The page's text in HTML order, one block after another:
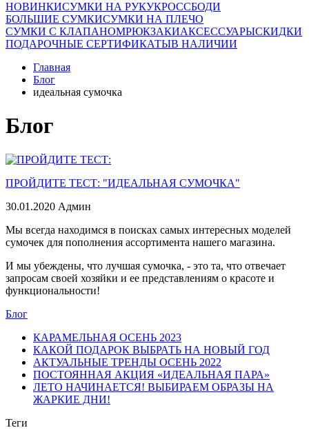
НОВИНКИСУМКИ НА РУКУКРОССБОДИ
БОЛЬШИЕ СУМКИСУМКИ НА ПЛЕЧО
СУМКИ С КЛАПАНОМРЮКЗАКИАКСЕССУАРЫСКИДКИ
ПОДАРОЧНЫЕ СЕРТИФИКАТЫВ НАЛИЧИИ
Главная
Блог
идеальная сумочка
Блог
ПРОЙДИТЕ ТЕСТ: "ИДЕАЛЬНАЯ СУМОЧКА"
30.01.2020 Админ
Мы всегда находимся в поисках самых интересных моделей
сумочек для пополнения ассортимента нашего магазина.
И мы убеждены, что лучшая сумочка, - это та, что отвечает
запросам своей хозяйки и ее представлениям о красоте и
функциональности!
Блог
КАРАМЕЛЬНАЯ ОСЕНЬ 2023
КАКОЙ ПОДАРОК ВЫБРАТЬ НА НОВЫЙ ГОД
АКТУАЛЬНЫЕ ТРЕНДЫ ОСЕНЬ 2022
ПОСТОЯННАЯ АКЦИЯ «ИДЕАЛЬНАЯ ПАРА»
ЛЕТО НАЧИНАЕТСЯ! ВЫБИРАЕМ ОБРАЗЫ НА
ЖАРКИЕ ДНИ!
Теги